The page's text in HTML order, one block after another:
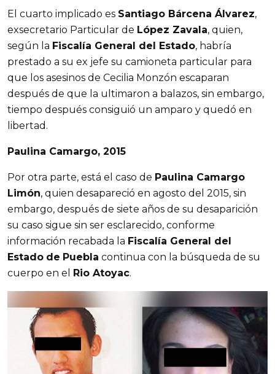
El cuarto implicado es Santiago Bárcena Álvarez,
exsecretario Particular de López Zavala, quien,
según la Fiscalía General del Estado, habría
prestado a su ex jefe su camioneta particular para
que los asesinos de Cecilia Monzón escaparan
después de que la ultimaron a balazos, sin embargo,
tiempo después consiguió un amparo y quedó en
libertad.
Paulina Camargo, 2015
Por otra parte, está el caso de Paulina Camargo
Limón, quien desapareció en agosto del 2015, sin
embargo, después de siete años de su desaparición
su caso sigue sin ser esclarecido, conforme
información recabada la Fiscalía General del
Estado de Puebla continua con la búsqueda de su
cuerpo en el Rio Atoyac.